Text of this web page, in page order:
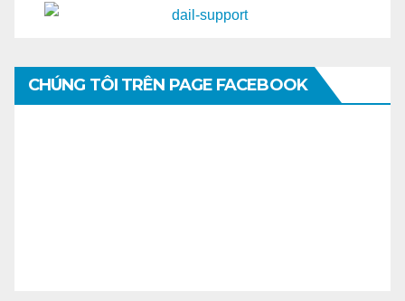
CHÚNG TÔI TRÊN PAGE FACEBOOK